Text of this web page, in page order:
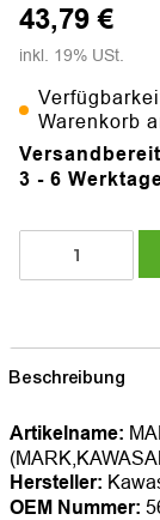
43,79 €
inkl. 19% USt.
Warenkorb
3 - 6
Beschreibung
Artikelname:
Hersteller:
OEM Nummer: